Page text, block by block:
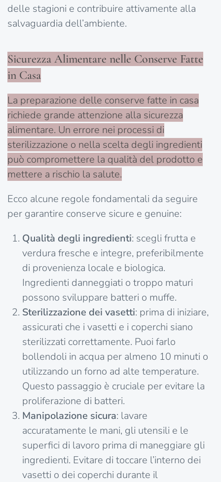
delle stagioni e contribuire attivamente alla
salvaguardia dell’ambiente.
Sicurezza Alimentare nelle Conserve Fatte
in Casa
La preparazione delle conserve fatte in casa
richiede grande attenzione alla sicurezza
alimentare. Un errore nei processi di
sterilizzazione o nella scelta degli ingredienti
può compromettere la qualità del prodotto e
mettere a rischio la salute.
Ecco alcune regole fondamentali da seguire
per garantire conserve sicure e genuine:
Qualità degli ingredienti: scegli frutta e
verdura fresche e integre, preferibilmente
di provenienza locale e biologica.
Ingredienti danneggiati o troppo maturi
possono sviluppare batteri o muffe.
Sterilizzazione dei vasetti: prima di iniziare,
assicurati che i vasetti e i coperchi siano
sterilizzati correttamente. Puoi farlo
bollendoli in acqua per almeno 10 minuti o
utilizzando un forno ad alte temperature.
Questo passaggio è cruciale per evitare la
proliferazione di batteri.
Manipolazione sicura: lavare
accuratamente le mani, gli utensili e le
superfici di lavoro prima di maneggiare gli
ingredienti. Evitare di toccare l’interno dei
vasetti o dei coperchi durante il